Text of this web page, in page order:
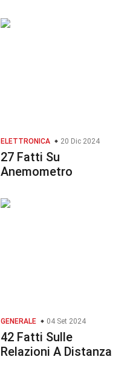
ELETTRONICA 20 Dic 2024
27 Fatti Su
Anemometro
GENERALE 04 Set 2024
42 Fatti Sulle
Relazioni A Distanza